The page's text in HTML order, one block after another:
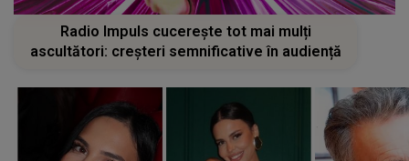
Radio Impuls cucerește tot mai mulți
ascultători: creșteri semnificative în audiență